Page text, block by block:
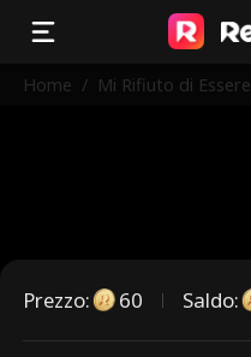
Home / Mi Rifiuto di Essere
Prezzo: 60 Saldo: